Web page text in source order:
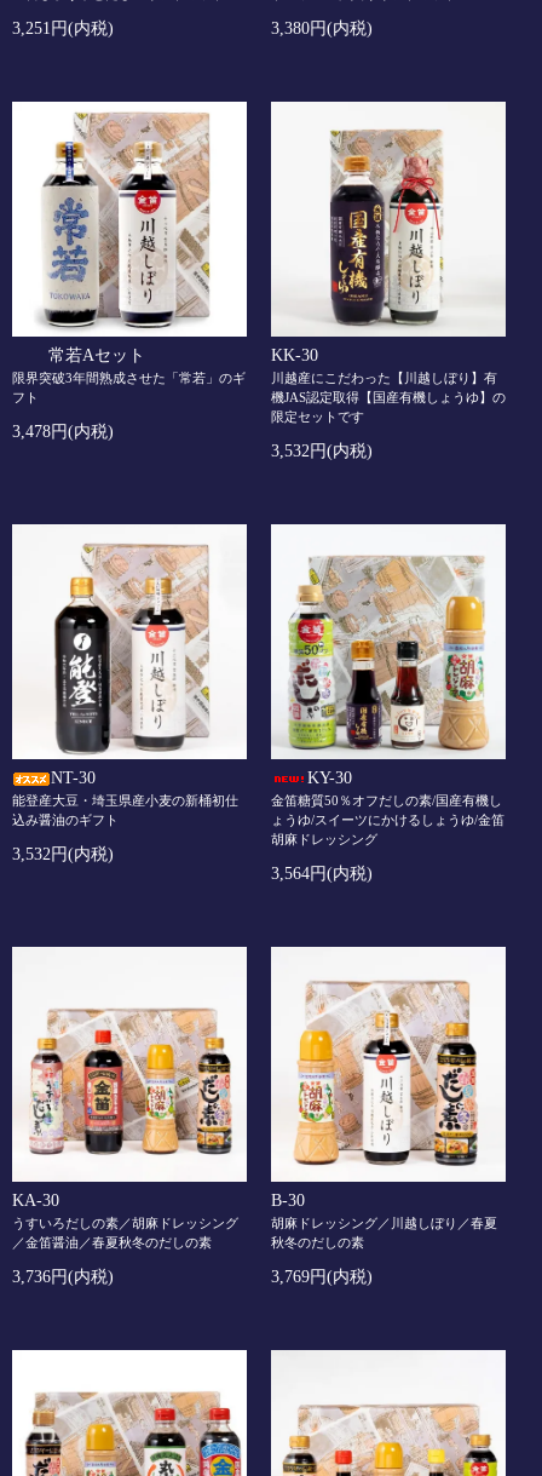
3,251円(内税) 3,380円(内税)
常若Aセット
限界突破3年間熟成させた「常若」のギ
フト
3,478円(内税)
KK-30
川越産にこだわった【川越しぼり】有
機JAS認定取得【国産有機しょうゆ】の
限定セットです
3,532円(内税)
NT-30
能登産大豆・埼玉県産小麦の新桶初仕
込み醤油のギフト
3,532円(内税)
KY-30
金笛糖質50％オフだしの素/国産有機し
ょうゆ/スイーツにかけるしょうゆ/金笛
胡麻ドレッシング
3,564円(内税)
KA-30
うすいろだしの素／胡麻ドレッシング
／金笛醤油／春夏秋冬のだしの素
3,736円(内税)
B-30
胡麻ドレッシング／川越しぼり／春夏
秋冬のだしの素
3,769円(内税)